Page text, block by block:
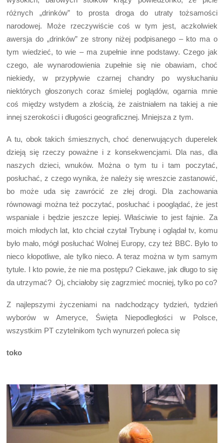
różnych „drinków” to prosta droga do utraty tożsamości
narodowej. Może rzeczywiście coś w tym jest, aczkolwiek
awersja do „drinków” ze strony niżej podpisanego – kto ma o
tym wiedzieć, to wie – ma zupełnie inne podstawy. Czego jak
czego, ale wynarodowienia zupełnie się nie obawiam, choć
niekiedy, w przypływie czarnej chandry po wysłuchaniu
niektórych głoszonych coraz śmielej poglądów, ogarnia mnie
coś między wstydem a złością, że zaistniałem na takiej a nie
innej szerokości i długości geograficznej. Mniejsza z tym.
A tu, obok takich śmiesznych, choć denerwujących duperelek
dzieją się rzeczy poważne i z konsekwencjami. Dla nas, dla
naszych dzieci, wnuków. Można o tym tu i tam poczytać,
posłuchać, z czego wynika, że należy się wreszcie zastanowić,
bo może uda się zawrócić ze złej drogi. Dla zachowania
równowagi można też poczytać, posłuchać i pooglądać, że jest
wspaniale i będzie jeszcze lepiej. Właściwie to jest fajnie. Za
moich młodych lat, kto chciał czytał Trybunę i oglądał tv, komu
było mało, mógł posłuchać Wolnej Europy, czy też BBC. Było to
nieco kłopotliwe, ale tylko nieco. A teraz można w tym samym
tytule. I kto powie, że nie ma postępu? Ciekawe, jak długo to się
da utrzymać? Oj, chciałoby się zagrzmieć mocniej, tylko po co?
Z najlepszymi życzeniami na nadchodzący tydzień, tydzień
wyborów w Ameryce, Święta Niepodległości w Polsce,
wszystkim PT czytelnikom tych wynurzeń poleca się
toko